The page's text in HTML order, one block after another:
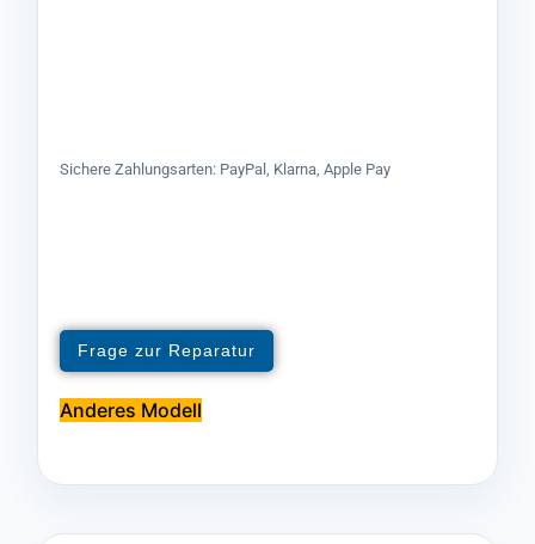
Sichere Zahlungsarten: PayPal, Klarna, Apple Pay
Frage zur Reparatur
Anderes Modell